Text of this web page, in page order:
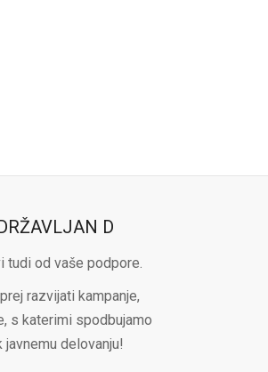
D
tudi od vaše podpore.
razvijati kampanje,
s katerimi spodbujamo
delovanju!